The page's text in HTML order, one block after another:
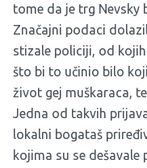
tome da je trg Nevsky
Značajni podaci
stizale policiji, od
što bi to učinio bilo
život gej muškaraca,
Jedna od takvih
lokalni bogataš
kojima su se dešavale